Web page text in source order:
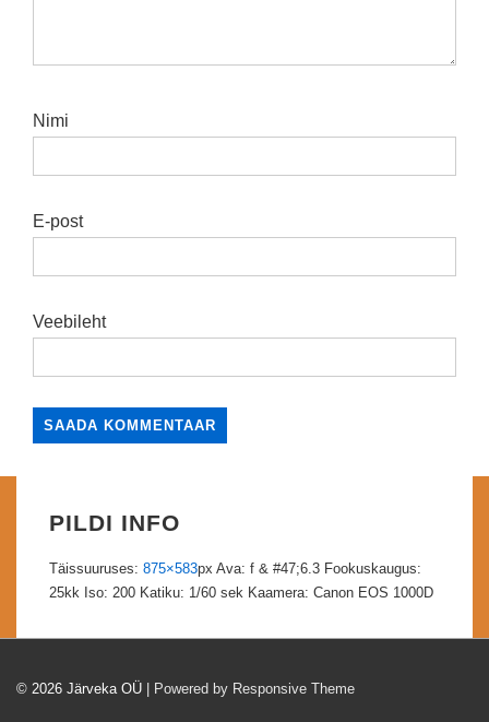
Nimi
E-post
Veebileht
PILDI INFO
Täissuuruses: 875×583px Ava: f & #47;6.3 Fookuskaugus:
25kk Iso: 200 Katiku: 1/60 sek Kaamera: Canon EOS 1000D
© 2026 Järveka OÜ | Powered by Responsive Theme